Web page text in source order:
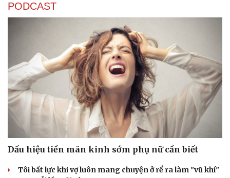
PODCAST
Dấu hiệu tiền mãn kinh sớm phụ nữ cần biết
Tôi bất lực khi vợ luôn mang chuyện ở rể ra làm "vũ khí"